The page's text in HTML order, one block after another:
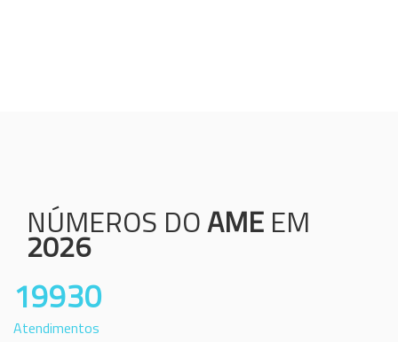
NÚMEROS DOAME EM
2026
19930
Atendimentos